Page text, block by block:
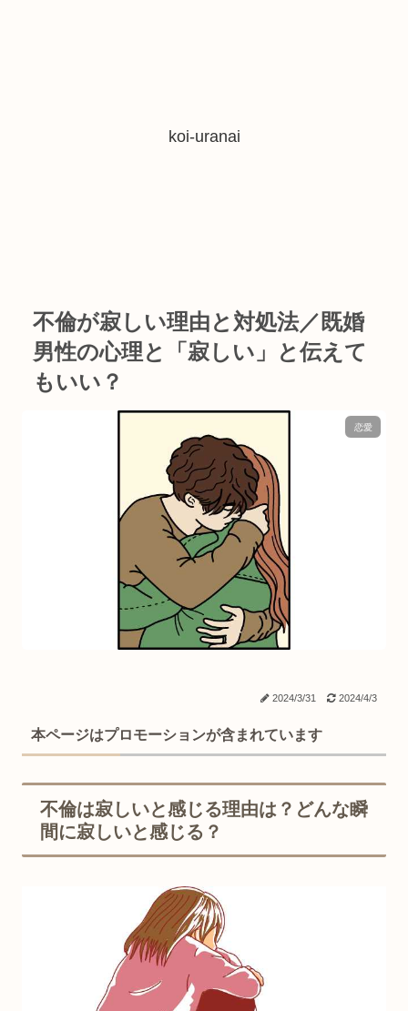
koi-uranai
不倫が寂しい理由と対処法／既婚
男性の心理と「寂しい」と伝えて
もいい？
恋愛
2024/3/31 2024/4/3
本ページはプロモーションが含まれています
不倫は寂しいと感じる理由は？どんな瞬
間に寂しいと感じる？